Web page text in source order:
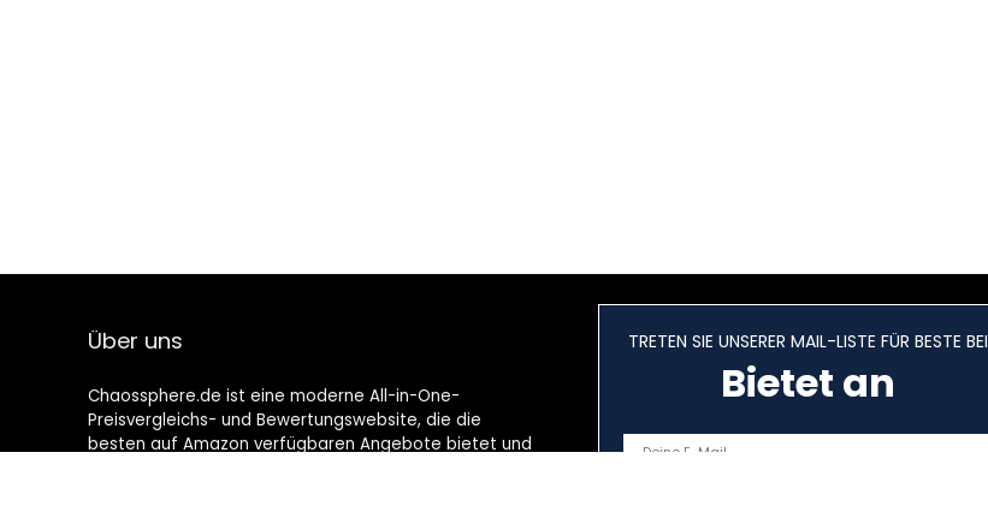
Über uns
Chaossphere.de ist eine moderne All-in-One-
Preisvergleichs- und Bewertungswebsite, die die
besten auf Amazon verfügbaren Angebote bietet und
TRETEN SIE UNSERER MAIL-LISTE FÜR BESTE BEI
Bietet an